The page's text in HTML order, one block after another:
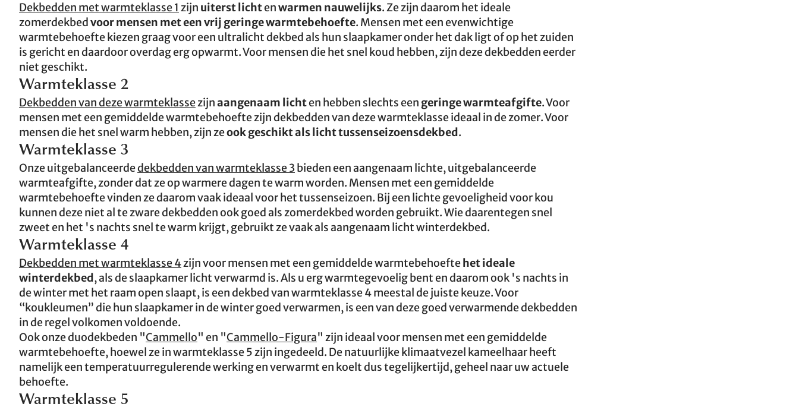
Dekbedden met warmteklasse 1 zijn uiterst lichtenwarmen nauwelijks. Ze zijn daarom het ideale
zomerdekbedvoor mensen met een vrij geringe warmtebehoefte. Mensen met een evenwichtige
warmtebehoefte kiezen graag voor een ultralicht dekbed als hun slaapkamer onder het dak ligt of op het zuiden
is gericht en daardoor overdag erg opwarmt. Voor mensen die het snel koud hebben, zijn deze dekbedden eerder
niet geschikt.
Warmteklasse 2
Dekbedden van deze warmteklassezijnaangenaam lichten hebben slechts een geringe warmteafgifte. Voor
mensen met een gemiddelde warmtebehoefte zijn dekbedden van deze warmteklasse ideaal in de zomer. Voor
mensen die het snel warm hebben, zijn zeook geschikt als licht tussenseizoensdekbed.
Warmteklasse 3
Onze uitgebalanceerdedekbedden van warmteklasse 3bieden een aangenaam lichte, uitgebalanceerde
warmteafgifte, zonder dat ze op warmere dagen te warm worden. Mensen met een gemiddelde
warmtebehoefte vinden ze daarom vaak ideaal voor het tussenseizoen. Bij een lichte gevoeligheid voor kou
kunnen deze niet al te zware dekbedden ook goed als zomerdekbed worden gebruikt. Wie daarentegen snel
zweet en het 's nachts snel te warm krijgt, gebruikt ze vaak als aangenaam licht winterdekbed.
Warmteklasse 4
Dekbedden met warmteklasse 4zijn voor mensen met een gemiddelde warmtebehoeftehet ideale
winterdekbed, als de slaapkamer licht verwarmd is. Als u erg warmtegevoelig bent en daarom ook 's nachts in
de winter met het raam open slaapt, is een dekbed van warmteklasse 4 meestal de juiste keuze. Voor
“koukleumen” die hun slaapkamer in de winter goed verwarmen, is een van deze goed verwarmende dekbedden
in de regel volkomen voldoende.
Ook onze duodekbeden "Cammello" en "Cammello-Figura" zijn ideaal voor mensen met een gemiddelde
warmtebehoefte, hoewel ze in warmteklasse 5 zijn ingedeeld. De natuurlijke klimaatvezel kameelhaar heeft
namelijk een temperatuurregulerende werking en verwarmt en koelt dus tegelijkertijd, geheel naar uw actuele
behoefte.
Warmteklasse 5